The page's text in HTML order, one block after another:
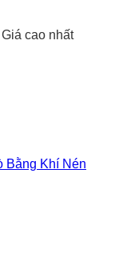
Giá cao nhất
Bằng Khí Nén